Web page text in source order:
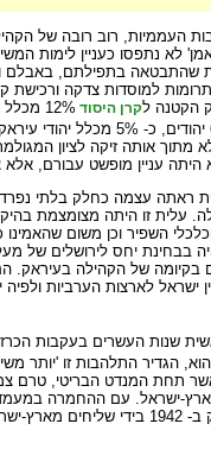
העממיות, רוב רובה של
לא נתפסו כעניין לימות
שהתבטאה בתפילתם, באבלם
למוסדות צדקה ורכישת
הקטנה לקרן היסוד
12%
מתוך אותה זיקה לציון
עניין מופשט עבורם,
ראתה עצמה כחלק בלתי
עלית זו היתה מצומצמת
השפיר וכן משום שהאמינו
בבחינת יחס לירושלים של
בקיומה של הקהילה
על מגעים בדבר תכנית חילופי אוכלוסין בין ישראל
שנות העשרים בעקבות
הגדיר התלהבות זו 'יותר
תחת המנדט הבריטי, טרם
ארץ-ישראל. עם ההחמרה
גורשו המורים מארץ-ישראל, ופעילות הארגונים הציוניים נאסרה והופסקה.